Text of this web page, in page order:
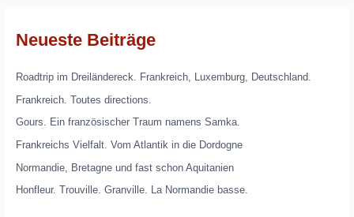
Neueste Beiträge
Roadtrip im Dreiländereck. Frankreich, Luxemburg, Deutschland.
Frankreich. Toutes directions.
Gours. Ein französischer Traum namens Samka.
Frankreichs Vielfalt. Vom Atlantik in die Dordogne
Normandie, Bretagne und fast schon Aquitanien
Honfleur. Trouville. Granville. La Normandie basse.